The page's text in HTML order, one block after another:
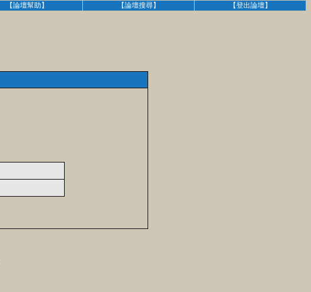
【論壇幫助】 【論壇搜尋】 【登出論壇】